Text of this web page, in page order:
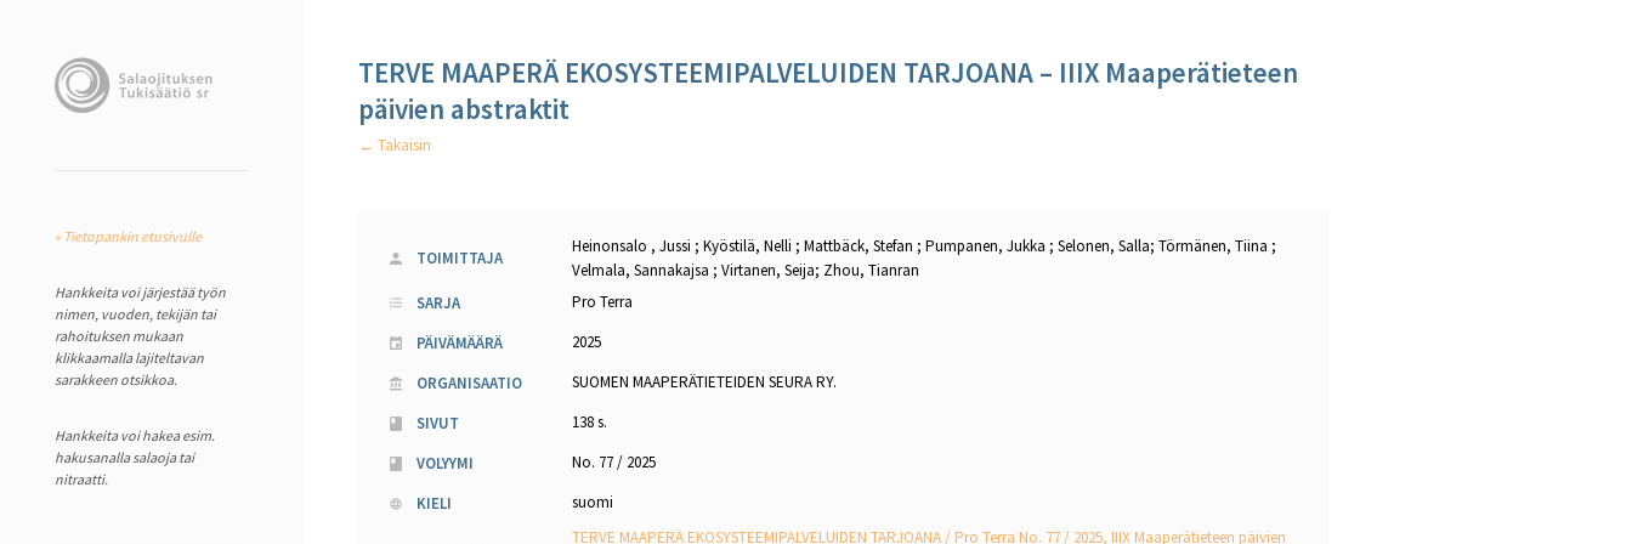
« Tietopankin etusivulle
Hankkeita voi järjestää työn
nimen, vuoden, tekijän tai
rahoituksen mukaan
klikkaamalla lajiteltavan
sarakkeen otsikkoa.
Hankkeita voi hakea esim.
hakusanalla salaoja tai
nitraatti.
TERVE MAAPERÄ EKOSYSTEEMIPALVELUIDEN TARJOANA – IIIX Maaperätieteen
päivien abstraktit
← Takaisin
TOIMITTAJA
Heinonsalo , Jussi ; Kyöstilä, Nelli ; Mattbäck, Stefan ; Pumpanen, Jukka ; Selonen, Salla; Törmänen, Tiina ;
Velmala, Sannakajsa ; Virtanen, Seija; Zhou, Tianran
SARJA
Pro Terra
PÄIVÄMÄÄRÄ
2025
ORGANISAATIO
SUOMEN MAAPERÄTIETEIDEN SEURA RY.
SIVUT
138 s.
VOLYYMI
No. 77 / 2025
KIELI
suomi
TERVE MAAPERÄ EKOSYSTEEMIPALVELUIDEN TARJOANA / Pro Terra No. 77 / 2025, IIIX Maaperätieteen päivien